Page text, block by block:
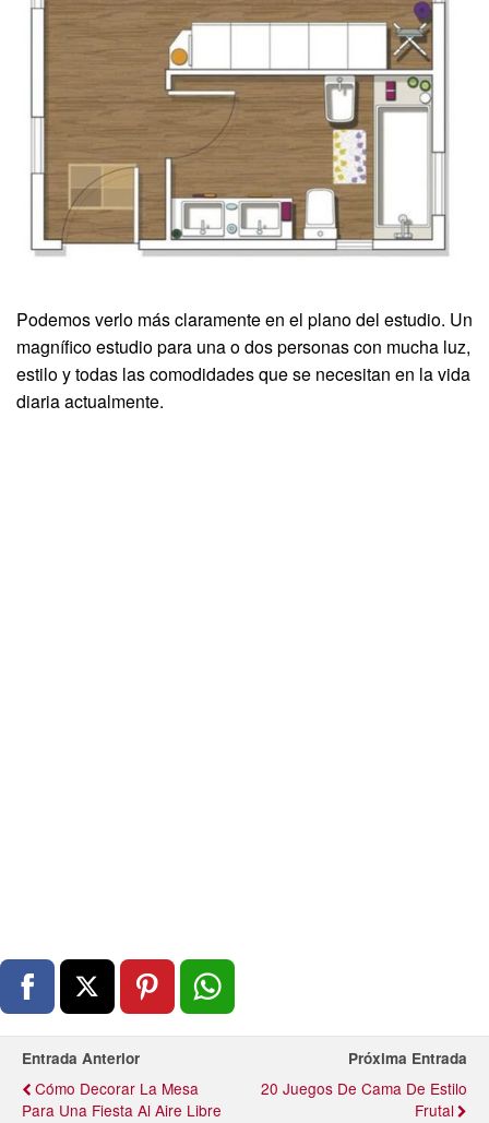
Podemos verlo más claramente en el plano del estudio. Un
magnífico estudio para una o dos personas con mucha luz,
estilo y todas las comodidades que se necesitan en la vida
diaria actualmente.
Entrada Anterior
Cómo Decorar La Mesa
Para Una Fiesta Al Aire Libre
Próxima Entrada
20 Juegos De Cama De Estilo
Frutal